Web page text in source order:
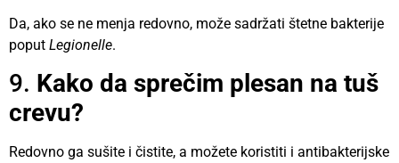
Da, ako se ne menja redovno, može sadržati štetne bakterije
poput Legionelle.
9. Kako da sprečim plesan na tuš
crevu?
Redovno ga sušite i čistite, a možete koristiti i antibakterijske